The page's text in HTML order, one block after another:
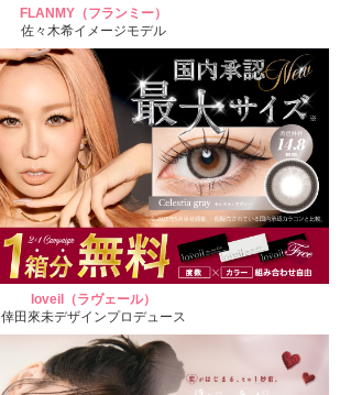
FLANMY（フランミー）
佐々木希イメージモデル
loveil（ラヴェール）
倖田來未デザインプロデュース